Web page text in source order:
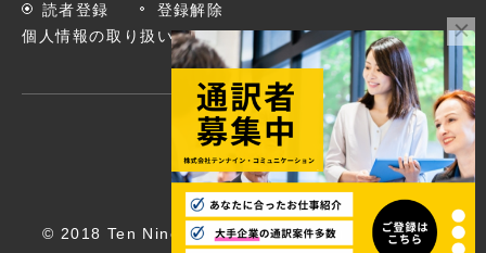
読者登録
登録解除
個人情報の取り扱いについて
© 2018 Ten Nine Communications, Inc. All rights